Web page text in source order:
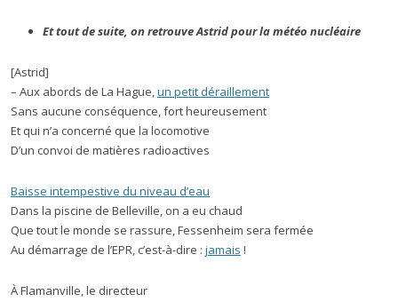
Et tout de suite, on retrouve Astrid pour la météo nucléaire
[Astrid]
– Aux abords de La Hague,un petit déraillement
Sans aucune conséquence, fort heureusement
Et qui n’a concerné que la locomotive
D’un convoi de matières radioactives
Baisse intempestive du niveau d’eau
Dans la piscine de Belleville, on a eu chaud
Que tout le monde se rassure, Fessenheim sera fermée
Au démarrage de l’EPR, c’est-à-dire : jamais !
À Flamanville, le directeur